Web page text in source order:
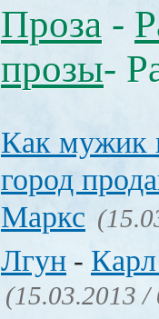
Проза -
прозы-
Как мужик
город
Маркс
Лгун -
(15.03.2013 /